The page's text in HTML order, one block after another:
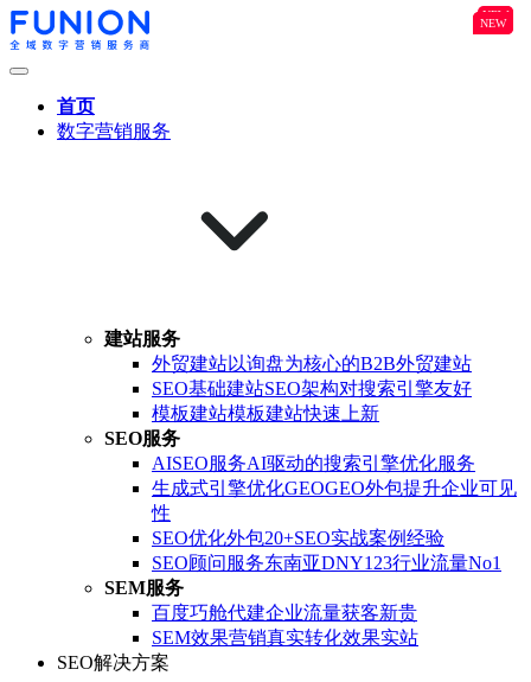
首页
数字营销服务
建站服务
外贸建站
B2B
以询盘为核心的B2B外贸建站
SEO基础建站SEO架构对搜索引擎友好
模板建站模板建站快速上新
SEO服务
AISEO服务AI驱动的搜索引擎优化服务
生成式引擎优化GEO
NEW
GEO外包提升企业可见
性
SEO优化外包20+SEO实战案例经验
SEO顾问服务东南亚DNY123行业流量No1
SEM服务
百度巧舱代建企业流量获客新贵
SEM效果营销真实转化效果实站
SEO解决方案
NEW
NEW